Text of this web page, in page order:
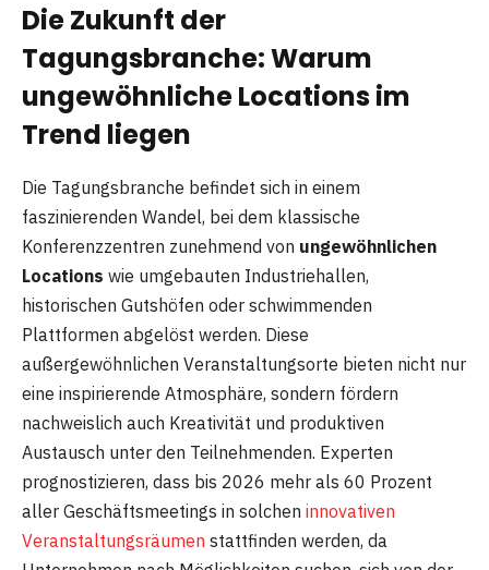
Die Zukunft der
Tagungsbranche: Warum
ungewöhnliche Locations im
Trend liegen
Die Tagungsbranche befindet sich in einem
faszinierenden Wandel, bei dem klassische
Konferenzzentren zunehmend von ungewöhnlichen
Locations wie umgebauten Industriehallen,
historischen Gutshöfen oder schwimmenden
Plattformen abgelöst werden. Diese
außergewöhnlichen Veranstaltungsorte bieten nicht nur
eine inspirierende Atmosphäre, sondern fördern
nachweislich auch Kreativität und produktiven
Austausch unter den Teilnehmenden. Experten
prognostizieren, dass bis 2026 mehr als 60 Prozent
aller Geschäftsmeetings in solchen innovativen
Veranstaltungsräumen stattfinden werden, da